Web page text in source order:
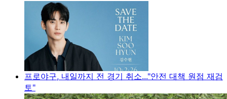
프로야구, 내일까지 전 경기 취소..."안전 대책 원점 재검
토"